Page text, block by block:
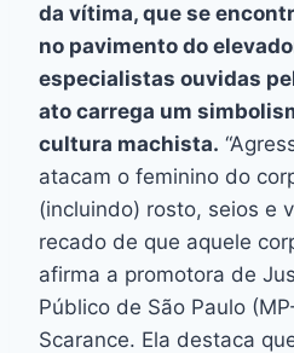
da vítima, que se
no pavimento do
especialistas ouvidas
ato carrega um
cultura machista.
atacam o feminino do
(incluindo) rosto, seios e
recado de que aquele
afirma a promotora de
Público de São Paulo
Scarance. Ela destaca